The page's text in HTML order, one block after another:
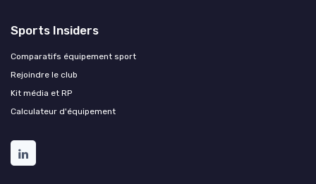
Sports Insiders
Comparatifs équipement sport
Rejoindre le club
Kit média et RP
Calculateur d'équipement